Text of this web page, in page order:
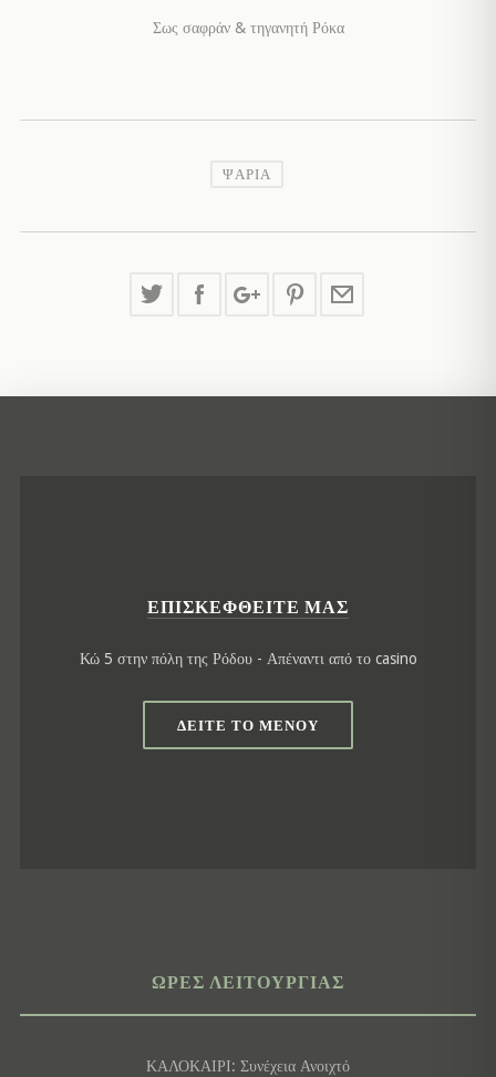
Σως σαφράν & τηγανητή Ρόκα
ΨΆΡΙΑ
ΕΠΙΣΚΕΦΘΕΊΤΕ ΜΑΣ
Κώ 5 στην πόλη της Ρόδου - Απέναντι από το casino
ΔΕΊΤΕ ΤΟ ΜΕΝΟΎ
ΏΡΕΣ ΛΕΙΤΟΥΡΓΊΑΣ
ΚΑΛΟΚΑΙΡΙ: Συνέχεια Ανοιχτό